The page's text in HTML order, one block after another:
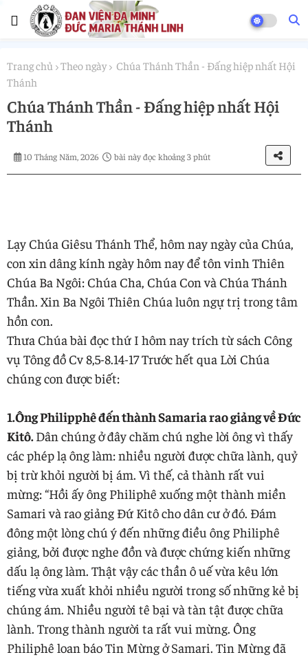
Trang chủ Theo ngày
Chúa Thánh Thần - Đấng hiệp nhất Hội
Thánh
Chúa Thánh Thần - Đấng hiệp nhất Hội
Thánh
10 Tháng Năm, 2026 bài này đọc khoảng 3 phút
Lạy Chúa Giêsu Thánh Thể, hôm nay ngày của Chúa,
con xin dâng kính ngày hôm nay để tôn vinh Thiên
Chúa Ba Ngôi: Chúa Cha, Chúa Con và Chúa Thánh
Thần. Xin Ba Ngôi Thiên Chúa luôn ngự trị trong tâm
hồn con.
Thưa Chúa bài đọc thứ I hôm nay trích từ sách Công
vụ Tông đồ Cv 8,5-8.14-17 Trước hết qua Lời Chúa
chúng con được biết:
1.Ông Philipphê đến thành Samaria rao giảng về Đức
Kitô. Dân chúng ở đây chăm chú nghe lời ông vì thấy
các phép lạ ông làm: nhiều người được chữa lành, quỷ
bị trừ khỏi người bị ám. Vì thế, cả thành rất vui
mừng: “Hồi ấy ông Philiphê xuống một thành miền
Samari và rao giảng Đứ Kitô cho dân cư ở đó. Đám
đông một lòng chú ý đến những điều ông Philiphê
giảng, bởi được nghe đồn và được chứng kiến những
dấu lạ ông làm. Thật vậy các thần ô uế vừa kêu lớn
tiếng vừa xuất khỏi nhiều người trong số những kẻ bị
chúng ám. Nhiều người tê bại và tàn tật được chữa
lành. Trong thành người ta rất vui mừng. Ông
Philiphê loan báo Tin Mừng ở Samari. Tin Mừng đã